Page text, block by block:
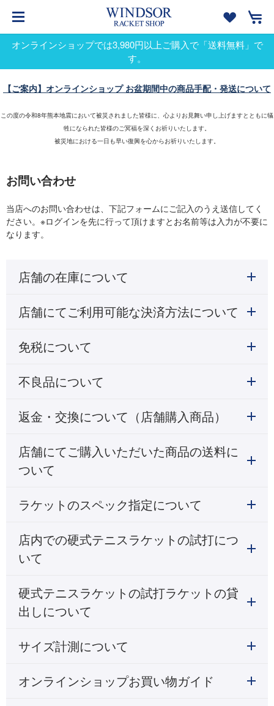
オンラインショップでは3,980円以上ご購入で「送料無料」で
す。
【ご案内】オンラインショップ お盆期間中の商品手配・発送について
この度の令和8年熊本地震において被災されました皆様に、心よりお見舞い申し上げますとともに犠
牲になられた皆様のご冥福を深くお祈りいたします。
被災地における一日も早い復興を心からお祈りいたします。
お問い合わせ
当店へのお問い合わせは、下記フォームにご記入のうえ送信してく
ださい。※ログインを先に行って頂けますとお名前等は入力が不要に
なります。
店舗の在庫について
店舗にてご利用可能な決済方法について
免税について
不良品について
返金・交換について（店舗購入商品）
店舗にてご購入いただいた商品の送料に
ついて
ラケットのスペック指定について
店内での硬式テニスラケットの試打につ
いて
硬式テニスラケットの試打ラケットの貸
出しについて
サイズ計測について
オンラインショップお買い物ガイド